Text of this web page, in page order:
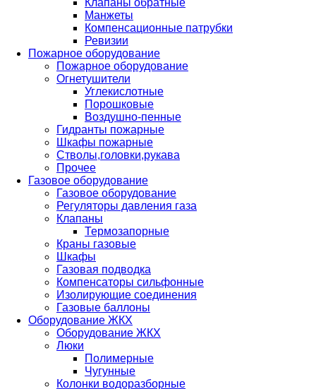
Клапаны обратные
Манжеты
Компенсационные патрубки
Ревизии
Пожарное оборудование
Пожарное оборудование
Огнетушители
Углекислотные
Порошковые
Воздушно-пенные
Гидранты пожарные
Шкафы пожарные
Стволы,головки,рукава
Прочее
Газовое оборудование
Газовое оборудование
Регуляторы давления газа
Клапаны
Термозапорные
Краны газовые
Шкафы
Газовая подводка
Компенсаторы сильфонные
Изолирующие соединения
Газовые баллоны
Оборудование ЖКХ
Оборудование ЖКХ
Люки
Полимерные
Чугунные
Колонки водоразборные